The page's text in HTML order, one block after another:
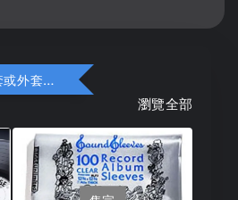
享有黑膠錄音室內套或外套折扣
瀏覽全部